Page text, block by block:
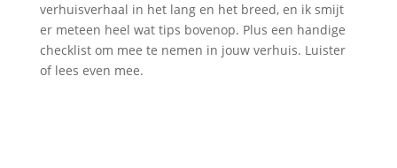
verhuisverhaal in het lang en het breed, en ik smijt
er meteen heel wat tips bovenop. Plus een handige
checklist om mee te nemen in jouw verhuis. Luister
of lees even mee.